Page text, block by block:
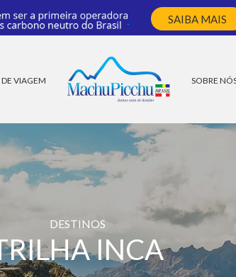
SAIBA MAIS
DE VIAGEM SOBRE
DESTINOS
INCA